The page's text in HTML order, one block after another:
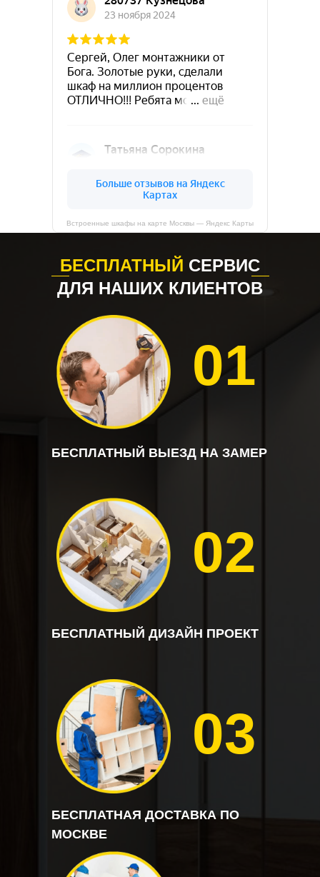
Встроенные шкафы на карте Москвы — Яндекс Карты
БЕСПЛАТНЫЙ ВЫЕЗД НА ЗАМЕР
01
БЕСПЛАТНЫЙ ДИЗАЙН ПРОЕКТ
02
БЕСПЛАТНАЯ ДОСТАВКА ПО
МОСКВЕ
03
БЕСПЛАТНЫЙ СЕРВИС
ДЛЯ НАШИХ КЛИЕНТОВ